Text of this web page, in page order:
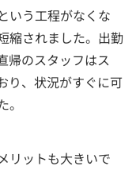
いう工程がなくな
縮されました。出勤
帰のスタッフはス
り、状況がすぐに可
リットも大きいで